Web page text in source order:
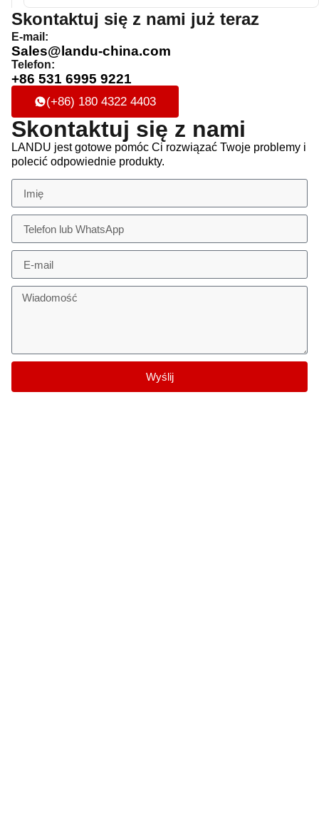
Skontaktuj się z nami już teraz
E-mail:
Sales@landu-china.com
Telefon:
+86 531 6995 9221
(+86) 180 4322 4403
Skontaktuj się z nami
LANDU jest gotowe pomóc Ci rozwiązać Twoje problemy i
polecić odpowiednie produkty.
Wyślij